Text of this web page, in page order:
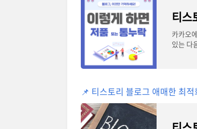
카카오
있는 다
📌 티스토리 블로그 애매한 최